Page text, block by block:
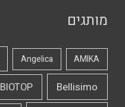
מותגים
AMIKA
Angelica
Bellisimo
BIOTOP